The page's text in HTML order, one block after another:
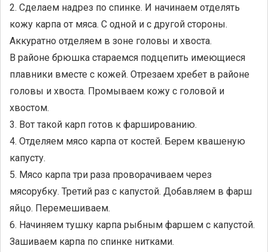
2. Сделаем надрез по спинке. И начинаем отделять
кожу карпа от мяса. С одной и с другой стороны.
Аккуратно отделяем в зоне головы и хвоста.
В районе брюшка стараемся подцепить имеющиеся
плавники вместе с кожей. Отрезаем хребет в районе
головы и хвоста. Промываем кожу с головой и
хвостом.
3. Вот такой карп готов к фаршированию.
4. Отделяем мясо карпа от костей. Берем квашеную
капусту.
5. Мясо карпа три раза проворачиваем через
мясорубку. Третий раз с капустой. Добавляем в фарш
яйцо. Перемешиваем.
6. Начиняем тушку карпа рыбным фаршем с капустой.
Зашиваем карпа по спинке нитками.